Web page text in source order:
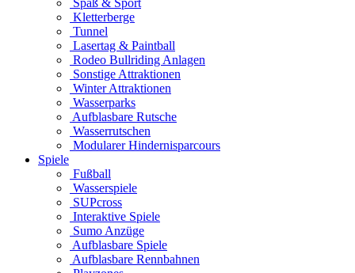
Spaß & Sport
Kletterberge
Tunnel
Lasertag & Paintball
Rodeo Bullriding Anlagen
Sonstige Attraktionen
Winter Attraktionen
Wasserparks
Aufblasbare Rutsche
Wasserrutschen
Modularer Hindernisparcours
Spiele
Fußball
Wasserspiele
SUPcross
Interaktive Spiele
Sumo Anzüge
Aufblasbare Spiele
Aufblasbare Rennbahnen